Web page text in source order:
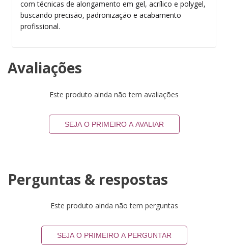
com técnicas de alongamento em gel, acrílico e polygel,
buscando precisão, padronização e acabamento
profissional.
Avaliações
Este produto ainda não tem avaliações
SEJA O PRIMEIRO A AVALIAR
Perguntas & respostas
Este produto ainda não tem perguntas
SEJA O PRIMEIRO A PERGUNTAR